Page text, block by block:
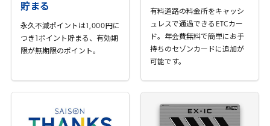
貯まる
永久不滅ポイントは ,000 円に
つき
ポイント貯まる、有効期
限が無期限のポイント。
有料道路の料金所をキャッシ
ュレスで通過できる ETCカー
ド。年会費無料で簡単にお手
持ちのセゾンカードに追加が
可能です。